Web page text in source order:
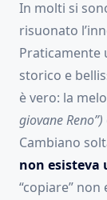
In molti si
risuonato
Praticamente
storico e
è vero: la
giovane Reno”)
Cambiano
non esisteva
“copiare”